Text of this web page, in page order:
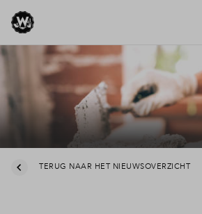
TERUG NAAR HET NIEUWSOVERZICHT